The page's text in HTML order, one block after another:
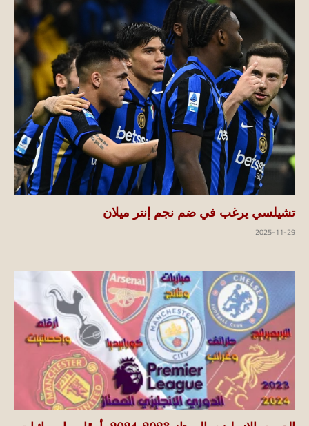
تشيلسي يرغب في ضم نجم إنتر ميلان
2025-11-29